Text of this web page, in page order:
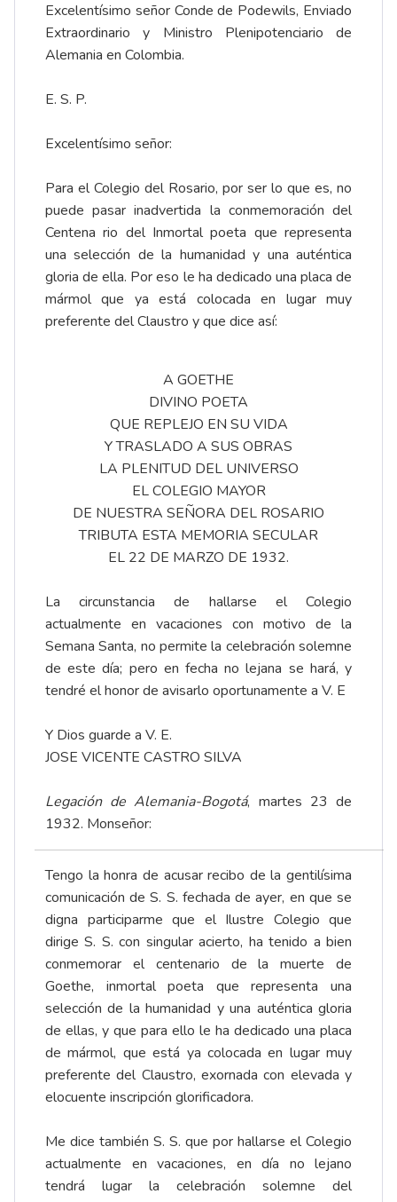
Excelentísimo señor Conde de Podewils, Enviado
Extraordinario y Ministro Plenipotenciario de
Alemania en Colombia.
E. S. P.
Excelentísimo señor:
Para el Colegio del Rosario, por ser lo que es, no
puede pasar inadvertida la conmemoración del
Centena rio del Inmortal poeta que representa
una selección de la humanidad y una auténtica
gloria de ella. Por eso le ha dedicado una placa de
mármol que ya está colocada en lugar muy
preferente del Claustro y que dice así:
A GOETHE
DIVINO POETA
QUE REPLEJO EN SU VIDA
Y TRASLADO A SUS OBRAS
LA PLENITUD DEL UNIVERSO
EL COLEGIO MAYOR
DE NUESTRA SEÑORA DEL ROSARIO
TRIBUTA ESTA MEMORIA SECULAR
EL 22 DE MARZO DE 1932.
La circunstancia de hallarse el Colegio
actualmente en vacaciones con motivo de la
Semana Santa, no permite la celebración solemne
de este día; pero en fecha no lejana se hará, y
tendré el honor de avisarlo oportunamente a V. E
Y Dios guarde a V. E.
JOSE VICENTE CASTRO SILVA
Legación de Alemania-Bogotá, martes 23 de
1932. Monseñor:
Tengo la honra de acusar recibo de la gentilísima
comunicación de S. S. fechada de ayer, en que se
digna participarme que el Ilustre Colegio que
dirige S. S. con singular acierto, ha tenido a bien
conmemorar el centenario de la muerte de
Goethe, inmortal poeta que representa una
selección de la humanidad y una auténtica gloria
de ellas, y que para ello le ha dedicado una placa
de mármol, que está ya colocada en lugar muy
preferente del Claustro, exornada con elevada y
elocuente inscripción glorificadora.
Me dice también S. S. que por hallarse el Colegio
actualmente en vacaciones, en día no lejano
tendrá lugar la celebración solemne del